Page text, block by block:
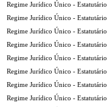
Regime Jurídico Único - Estatutário
Regime Jurídico Único - Estatutário
Regime Jurídico Único - Estatutário
Regime Jurídico Único - Estatutário
Regime Jurídico Único - Estatutário
Regime Jurídico Único - Estatutário
Regime Jurídico Único - Estatutário
Regime Jurídico Único - Estatutário